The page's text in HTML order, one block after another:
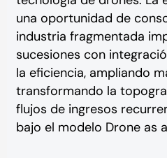
una oportunidad de
industria fragmentada
sucesiones con
la eficiencia, ampliando
transformando la
flujos de ingresos
bajo el modelo Drone as